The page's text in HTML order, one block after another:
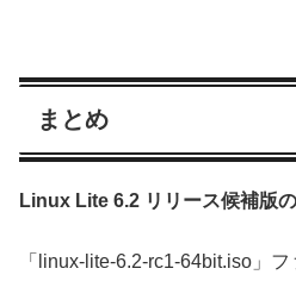
まとめ
Linux Lite 6.2 リリース候補版
「linux-lite-6.2-rc1-64bit.iso」